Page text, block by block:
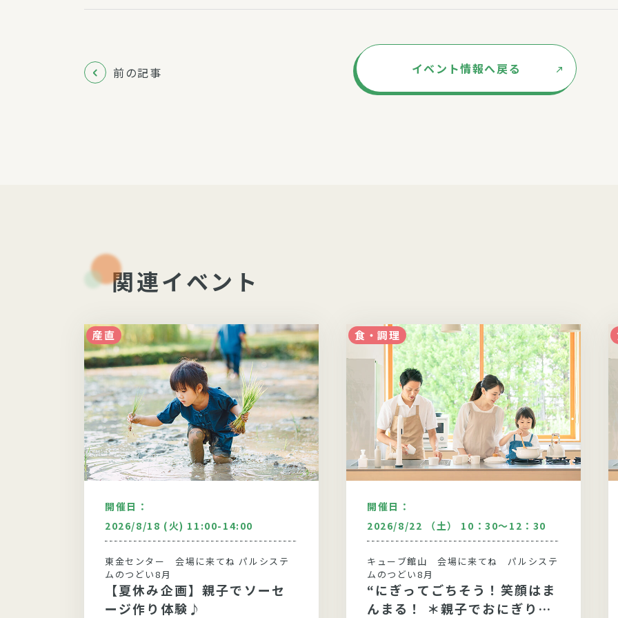
イベント情報へ戻る
前の記事
関連イベント
産直
開催日：
2026/8/18 (火) 11:00-14:00
東金センター 会場に来てね パルシステ
ムのつどい8月
【夏休み企画】親子でソーセ
ージ作り体験♪
食・調理
開催日：
2026/8/22 （土） 10：30～12：30
キューブ館山 会場に来てね パルシステ
ムのつどい8月
“にぎってごちそう！笑顔はま
んまる！ ＊親子でおにぎり